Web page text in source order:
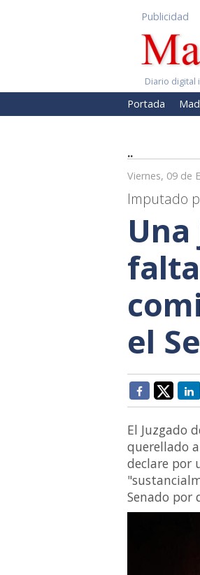
Publicidad
Diario digital
Portada
..
Viernes, 09 de
Imputado
el
El Juzgado
querellado
declare por
Senado por